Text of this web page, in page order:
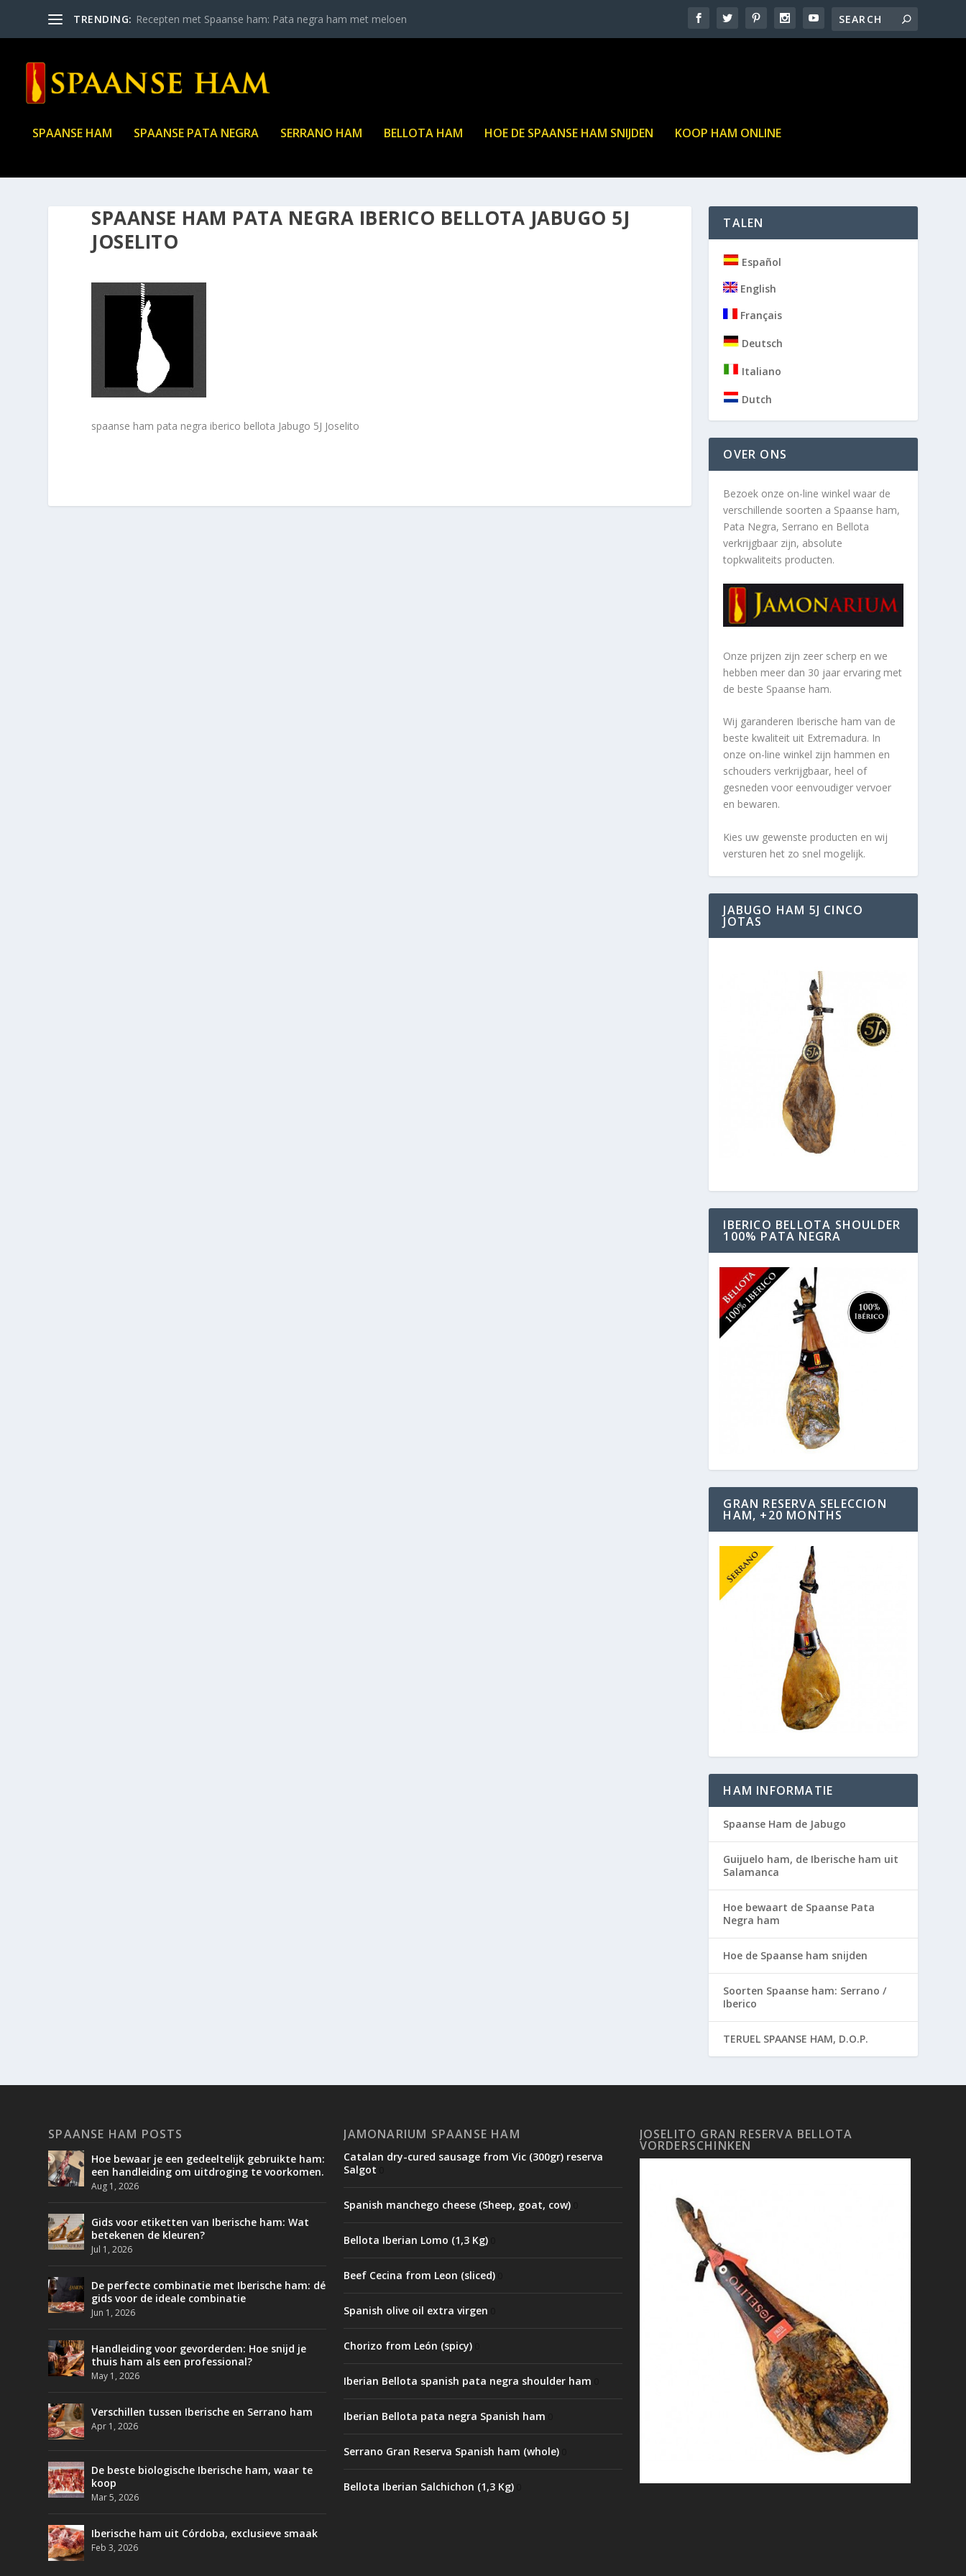
TRENDING: Recepten met Spaanse ham: Pata negra ham met meloen
SPAANSE HAM SPAANSE PATA NEGRA SERRANO HAM BELLOTA HAM HOE DE SPAANSE HAM SNIJDEN KOOP HAM ONLINE
SPAANSE HAM PATA NEGRA IBERICO BELLOTA JABUGO 5J
JOSELITO
spaanse ham pata negra iberico bellota Jabugo 5J Joselito
TALEN
Español
English
Français
Deutsch
Italiano
Dutch
OVER ONS
Bezoek onze on-line winkel waar de
verschillende soorten a Spaanse ham,
Pata Negra, Serrano en Bellota
verkrijgbaar zijn, absolute
topkwaliteits producten.
Onze prijzen zijn zeer scherp en we
hebben meer dan 30 jaar ervaring met
de beste Spaanse ham.
Wij garanderen Iberische ham van de
beste kwaliteit uit Extremadura. In
onze on-line winkel zijn hammen en
schouders verkrijgbaar, heel of
gesneden voor eenvoudiger vervoer
en bewaren.
Kies uw gewenste producten en wij
versturen het zo snel mogelijk.
JABUGO HAM 5J CINCO
JOTAS
IBERICO BELLOTA SHOULDER
100% PATA NEGRA
GRAN RESERVA SELECCION
HAM, +20 MONTHS
HAM INFORMATIE
Spaanse Ham de Jabugo
Guijuelo ham, de Iberische ham uit
Salamanca
Hoe bewaart de Spaanse Pata
Negra ham
Hoe de Spaanse ham snijden
Soorten Spaanse ham: Serrano /
Iberico
TERUEL SPAANSE HAM, D.O.P.
SPAANSE HAM POSTS
Hoe bewaar je een gedeeltelijk gebruikte ham:
een handleiding om uitdroging te voorkomen.
Aug 1, 2026
Gids voor etiketten van Iberische ham: Wat
betekenen de kleuren?
Jul 1, 2026
De perfecte combinatie met Iberische ham: dé
gids voor de ideale combinatie
Jun 1, 2026
Handleiding voor gevorderden: Hoe snijd je
thuis ham als een professional?
May 1, 2026
Verschillen tussen Iberische en Serrano ham
Apr 1, 2026
De beste biologische Iberische ham, waar te
koop
Mar 5, 2026
Iberische ham uit Córdoba, exclusieve smaak
Feb 3, 2026
JAMONARIUM SPAANSE HAM
Catalan dry-cured sausage from Vic (300gr) reserva
Salgot
Spanish manchego cheese (Sheep, goat, cow)
Bellota Iberian Lomo (1,3 Kg)
Beef Cecina from Leon (sliced)
Spanish olive oil extra virgen
Chorizo from León (spicy)
Iberian Bellota spanish pata negra shoulder ham
Iberian Bellota pata negra Spanish ham
Serrano Gran Reserva Spanish ham (whole)
Bellota Iberian Salchichon (1,3 Kg)
JOSELITO GRAN RESERVA BELLOTA
VORDERSCHINKEN